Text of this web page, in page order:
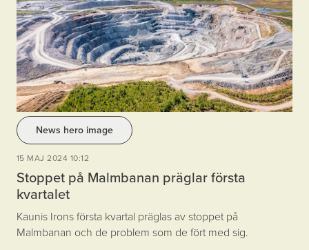
News hero image
15 MAJ 2024 10:12
Stoppet på Malmbanan präglar första
kvartalet
Kaunis Irons första kvartal präglas av stoppet på
Malmbanan och de problem som de fört med sig.